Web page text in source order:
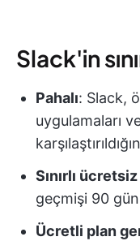
Slack'in
Pahalı: Slack,
uygulamaları
Sınırlı
geçmişi 90 gün
Ücretli plan